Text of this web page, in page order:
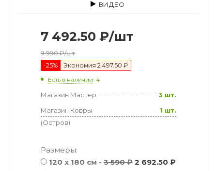
ВИДЕО
7 492.50 ₽/шт
9 990₽/шт
-25% Экономия 2 497.50 ₽
Есть в наличии: 4
Магазин Мастер
3 шт.
Магазин Ковры
(Остров)
1 шт.
Размеры:
120 x 180 см - 3 590 ₽ 2 692.50 ₽